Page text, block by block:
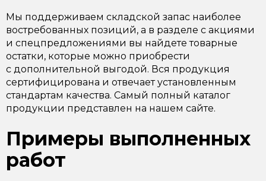
Мы поддерживаем складской запас наиболее
востребованных позиций, а в разделе с акциями
и спецпредложениями вы найдете товарные
остатки, которые можно приобрести
с дополнительной выгодой. Вся продукция
сертифицирована и отвечает установленным
стандартам качества. Самый полный каталог
продукции представлен на нашем сайте.
Примеры выполненных
работ